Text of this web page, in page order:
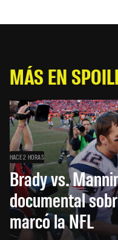
MÁS EN
HACE 2 HORAS
Brady vs.
documental
marcó la NFL